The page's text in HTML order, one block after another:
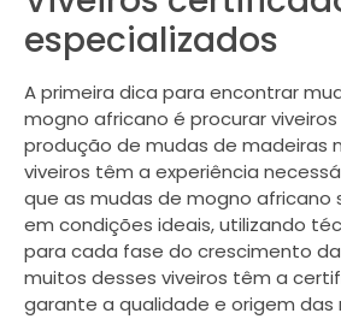
especializados
A primeira dica para encontrar
mogno africano é procurar
produção de mudas de madeiras
viveiros têm a experiência
que as mudas de mogno africano
em condições ideais, utilizando
para cada fase do crescimento
muitos desses viveiros têm a
garante a qualidade e origem das